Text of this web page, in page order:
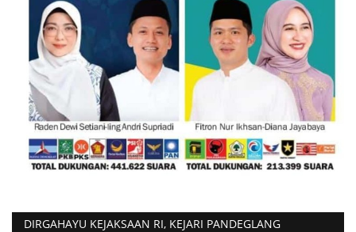
DIRGAHAYU KEJAKSAAN RI, KEJARI PANDEGLANG